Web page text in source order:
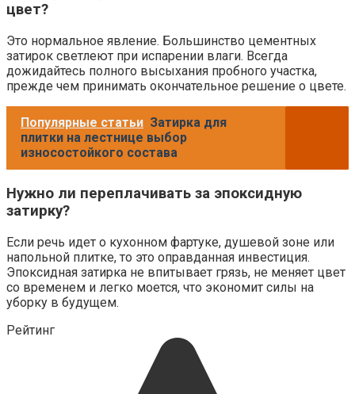
цвет?
Это нормальное явление. Большинство цементных
затирок светлеют при испарении влаги. Всегда
дожидайтесь полного высыхания пробного участка,
прежде чем принимать окончательное решение о цвете.
Популярные статьи Затирка для
плитки на лестнице выбор
износостойкого состава
Нужно ли переплачивать за эпоксидную
затирку?
Если речь идет о кухонном фартуке, душевой зоне или
напольной плитке, то это оправданная инвестиция.
Эпоксидная затирка не впитывает грязь, не меняет цвет
со временем и легко моется, что экономит силы на
уборку в будущем.
Рейтинг